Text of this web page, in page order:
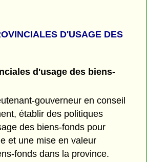
D'USAGE DES
d'usage des biens-
gouverneur en conseil
établir des politiques
des biens-fonds pour
et une mise en valeur
fonds dans la province.